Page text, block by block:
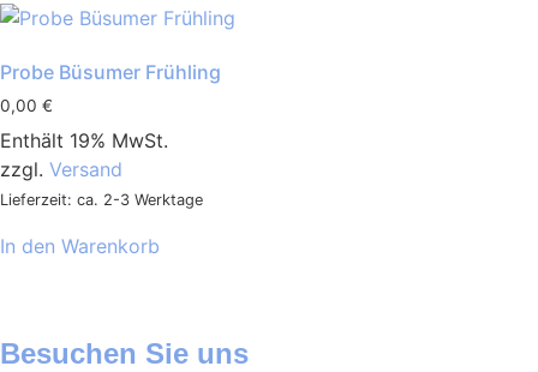
Probe Büsumer Frühling
0,00 €
Enthält 19% MwSt.
zzgl. Versand
Lieferzeit: ca. 2-3 Werktage
In den Warenkorb
Besuchen Sie uns